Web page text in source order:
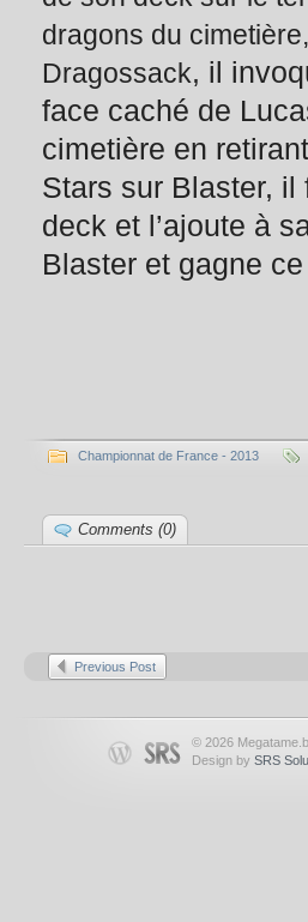
dragons du
Dragossack, il
face caché de
cimetière en
Stars sur Blaster, il
deck et l’ajoute à
Blaster et gagne
Championnat de France - 2013
Comments (0)
Previous Post
© 2026
Design by SRS